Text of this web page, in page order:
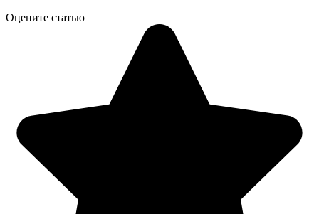
Оцените статью